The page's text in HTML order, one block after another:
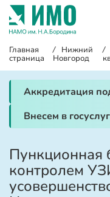
Главная
страница
/ Нижний
Новгород
/
Аккредитация
Внесем в
Пункционная
контролем